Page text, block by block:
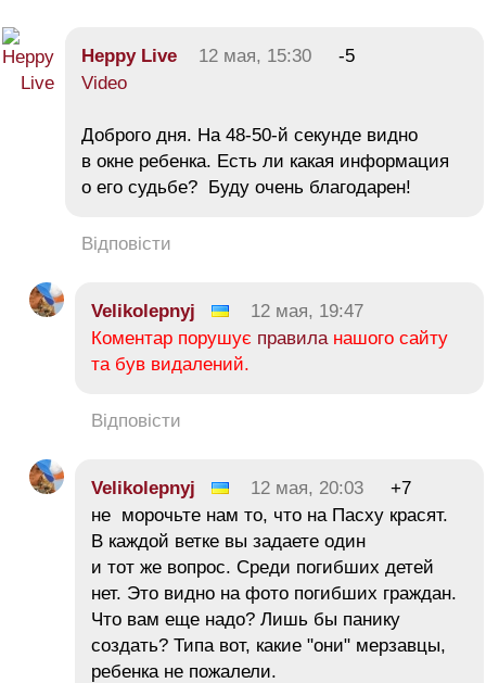
Heppy Live 12 мая, 15:30
-5
Video
Доброго дня. На 48-50-й секунде видно
в окне ребенка. Есть ли какая информация
о его судьбе? Буду очень благодарен!
Відповісти
Velikolepnyj
12 мая, 19:47
Коментар порушує правила нашого сайту
та був видалений.
Відповісти
Velikolepnyj 12 мая, 20:03
+7
не морочьте нам то, что на Пасху красят.
В каждой ветке вы задаете один
и тот же вопрос. Среди погибших детей
нет. Это видно на фото погибших граждан.
Что вам еще надо? Лишь бы панику
создать? Типа вот, какие "они" мерзавцы,
ребенка не пожалели.